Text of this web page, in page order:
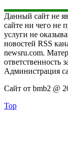
Данный сайт не
сайте ни чего не
услуги не
новостей RSS
newsru.com.
ответственность
Администрация
Сайт от bmb2 @
Top